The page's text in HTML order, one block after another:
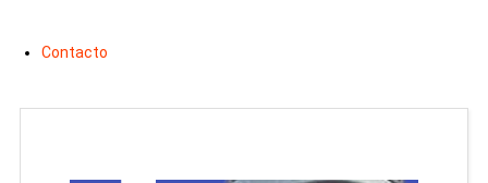
Contacto